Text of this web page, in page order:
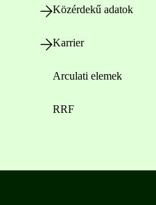
Közérdekű adatok
Karrier
Arculati elemek
RRF